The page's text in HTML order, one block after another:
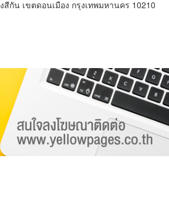
กัน เขตดอนเมือง กรุงเทพมหานคร 10210